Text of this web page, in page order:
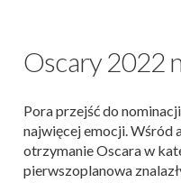
Oscary 2022
Pora przejść do
najwięcej emocji. Wśród
otrzymanie Oscara w
pierwszoplanowa